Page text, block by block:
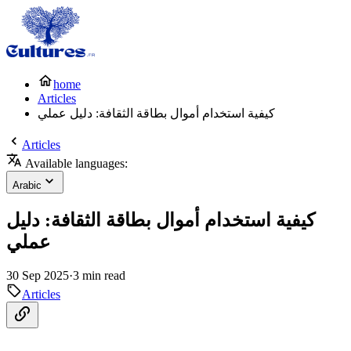
home
Articles
كيفية استخدام أموال بطاقة الثقافة: دليل عملي
Articles
Available languages:
Arabic
كيفية استخدام أموال بطاقة الثقافة: دليل
عملي
30 Sep 2025·3 min read
Articles